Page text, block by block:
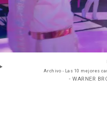
Archivo - Las 10 mejores
- WARNER